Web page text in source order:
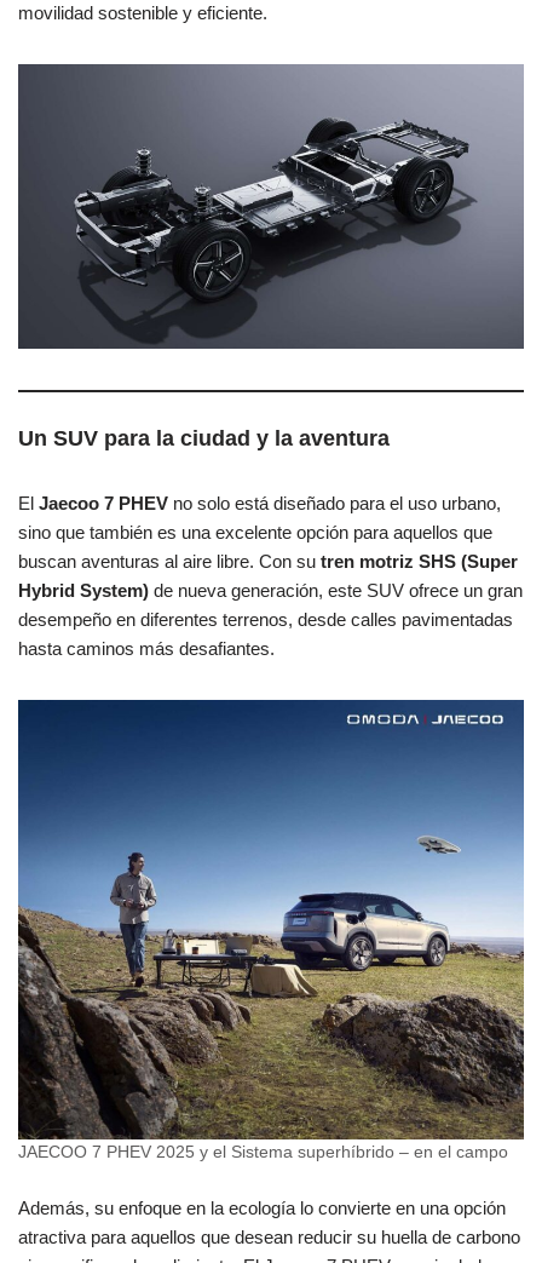
movilidad sostenible y eficiente.
Un SUV para la ciudad y la aventura
El Jaecoo 7 PHEV no solo está diseñado para el uso urbano,
sino que también es una excelente opción para aquellos que
buscan aventuras al aire libre. Con su tren motriz SHS (Super
Hybrid System) de nueva generación, este SUV ofrece un gran
desempeño en diferentes terrenos, desde calles pavimentadas
hasta caminos más desafiantes.
JAECOO 7 PHEV 2025 y el Sistema superhíbrido – en el campo
Además, su enfoque en la ecología lo convierte en una opción
atractiva para aquellos que desean reducir su huella de carbono